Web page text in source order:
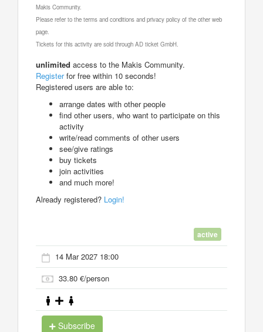
Makis Community.
Please refer to the terms and conditions and privacy policy of the other web
page.
Tickets for this activity are sold through AD ticket GmbH.
unlimited access to the Makis Community.
Registerfor free within 10 seconds!
Registered users are able to:
arrange dates with other people
find other users, who want to participate on this
activity
write/read comments of other users
see/give ratings
buy tickets
join activities
and much more!
Already registered? Login!
active
14 Mar 2027 18:00
33.80 €/person
Subscribe